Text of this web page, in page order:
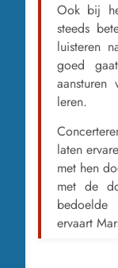
Ook bij
steeds
luisteren
goed
leren.
laten
met hen
met de
ervaart